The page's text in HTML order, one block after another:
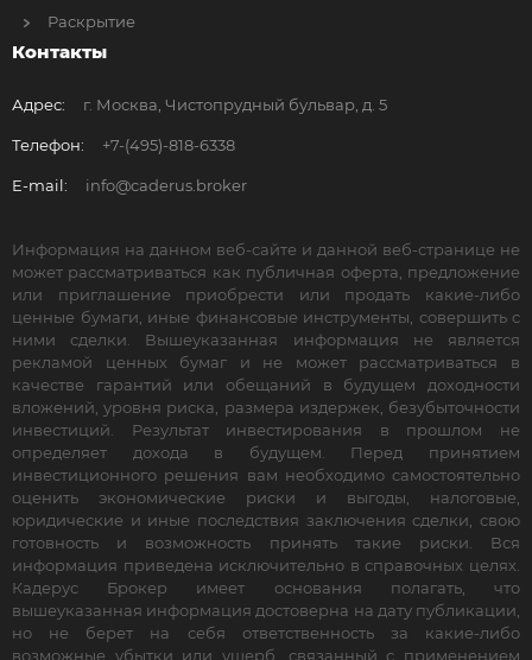
Раскрытие
Контакты
Адрес: г. Москва, Чистопрудный бульвар, д. 5
Телефон: +7-(495)-818-6338
E-mail: info@caderus.broker
Информация на данном веб-сайте и данной веб-странице не
может рассматриваться как публичная оферта, предложение
или приглашение приобрести или продать какие-либо
ценные бумаги, иные финансовые инструменты, совершить с
ними сделки. Вышеуказанная информация не является
рекламой ценных бумаг и не может рассматриваться в
качестве гарантий или обещаний в будущем доходности
вложений, уровня риска, размера издержек, безубыточности
инвестиций. Результат инвестирования в прошлом не
определяет дохода в будущем. Перед принятием
инвестиционного решения вам необходимо самостоятельно
оценить экономические риски и выгоды, налоговые,
юридические и иные последствия заключения сделки, свою
готовность и возможность принять такие риски. Вся
информация приведена исключительно в справочных целях.
Кадерус Брокер имеет основания полагать, что
вышеуказанная информация достоверна на дату публикации,
но не берет на себя ответственность за какие-либо
возможные убытки или ущерб, связанный с применением